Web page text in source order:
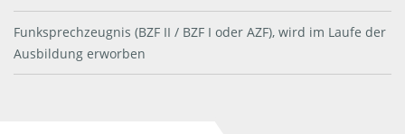
Funksprechzeugnis (BZF II / BZF I oder AZF), wird im Laufe der
Ausbildung erworben